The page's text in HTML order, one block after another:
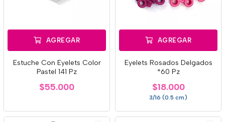
AGREGAR
Estuche Con Eyelets Color
Pastel 141 Pz
$55.000
AGREGAR
Eyelets Rosados Delgados
*60 Pz
$18.000
3/16 (0.5 cm)